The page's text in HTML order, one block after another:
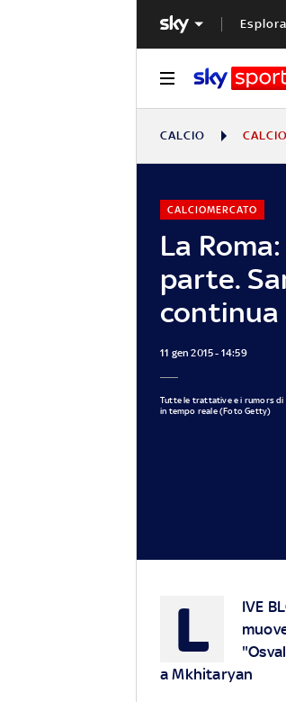
CALCIO
La
parte.
continua
CALCIOMERCATO
11 gen 2015 - 14:59
Tutte le trattative e i rumors
in tempo reale (Foto Getty)
L IVE
a Mkhitaryan